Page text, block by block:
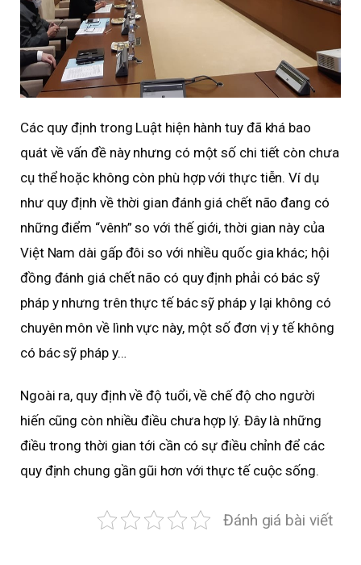
Các quy định trong Luật hiện hành tuy đã khá bao
quát về vấn đề này nhưng có một số chi tiết còn chưa
cụ thể hoặc không còn phù hợp với thực tiễn. Ví dụ
như quy định về thời gian đánh giá chết não đang có
những điểm “vênh” so với thế giới, thời gian này của
Việt Nam dài gấp đôi so với nhiều quốc gia khác; hội
đồng đánh giá chết não có quy định phải có bác sỹ
pháp y nhưng trên thực tế bác sỹ pháp y lại không có
chuyên môn về lình vực này, một số đơn vị y tế không
có bác sỹ pháp y…
Ngoài ra, quy định về độ tuổi, về chế độ cho người
hiến cũng còn nhiều điều chưa hợp lý. Đây là những
điều trong thời gian tới cần có sự điều chỉnh để các
quy định chung gần gũi hơn với thực tế cuộc sống.
Đánh giá bài viết